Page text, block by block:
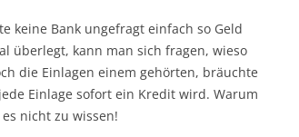
keine Bank ungefragt einfach so Geld
überlegt, kann man sich fragen, wieso
die Einlagen einem gehörten, bräuchte
Einlage sofort ein Kredit wird. Warum
nicht zu wissen!